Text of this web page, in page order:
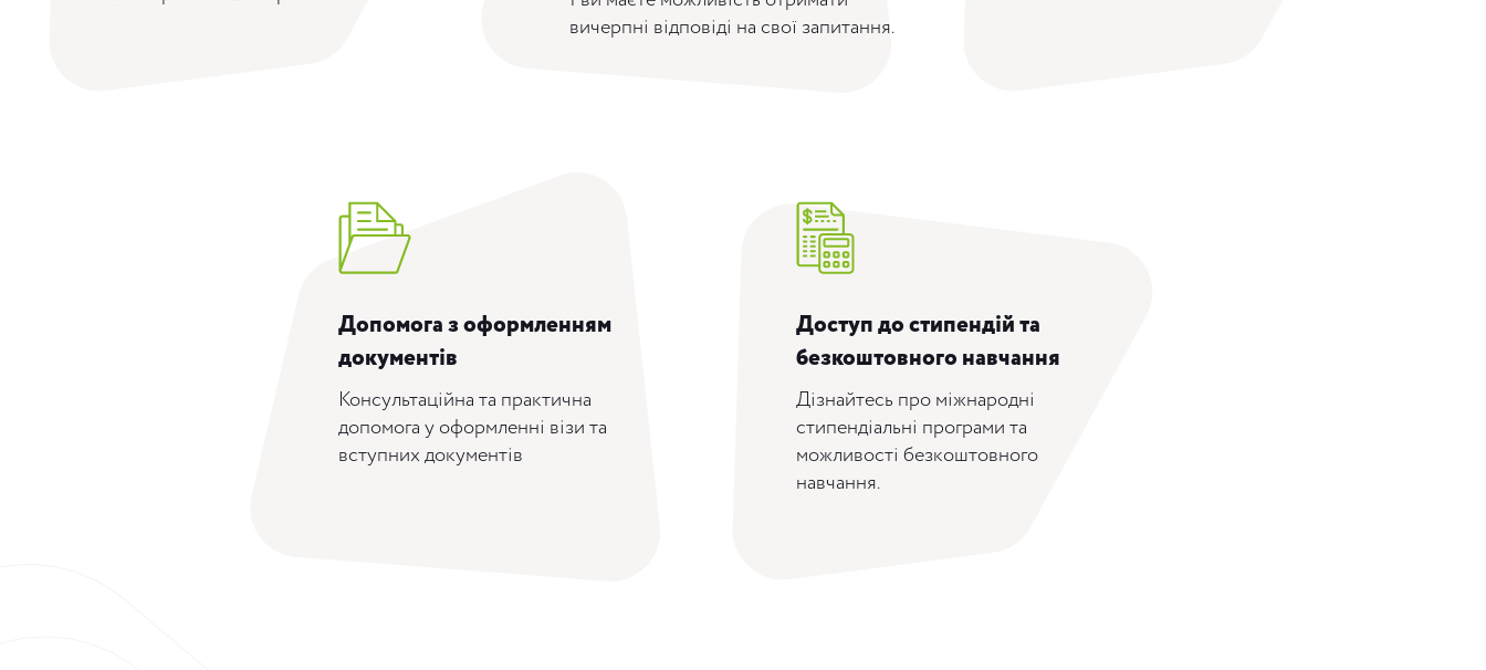
вичерпні відповіді на свої запитання.
Допомога з оформленням
документів
Консультаційна та практична
допомога у оформленні візи та
вступних документів
Доступ до стипендій та
безкоштовного навчання
Дізнайтесь про міжнародні
стипендіальні програми та
можливості безкоштовного
навчання.